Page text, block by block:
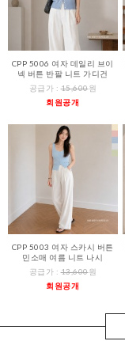
CPP 5006 여자 데일리 브이
넥 버튼 반팔 니트 가디건
공급가 :15,600원
회원공개
CPP 5003 여자 스카시 버튼
민소매 여름 니트 나시
공급가 :13,600원
회원공개